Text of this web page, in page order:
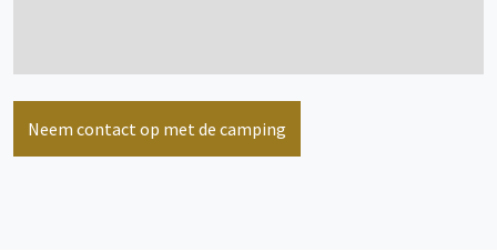
bekijk meer informatie
Neem contact op met de camping